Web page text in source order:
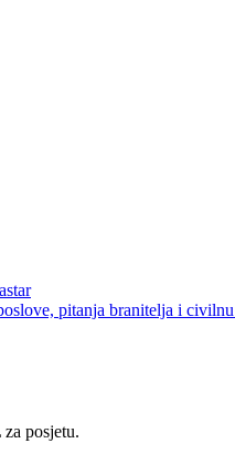
pitanja branitelja i
posjetu.